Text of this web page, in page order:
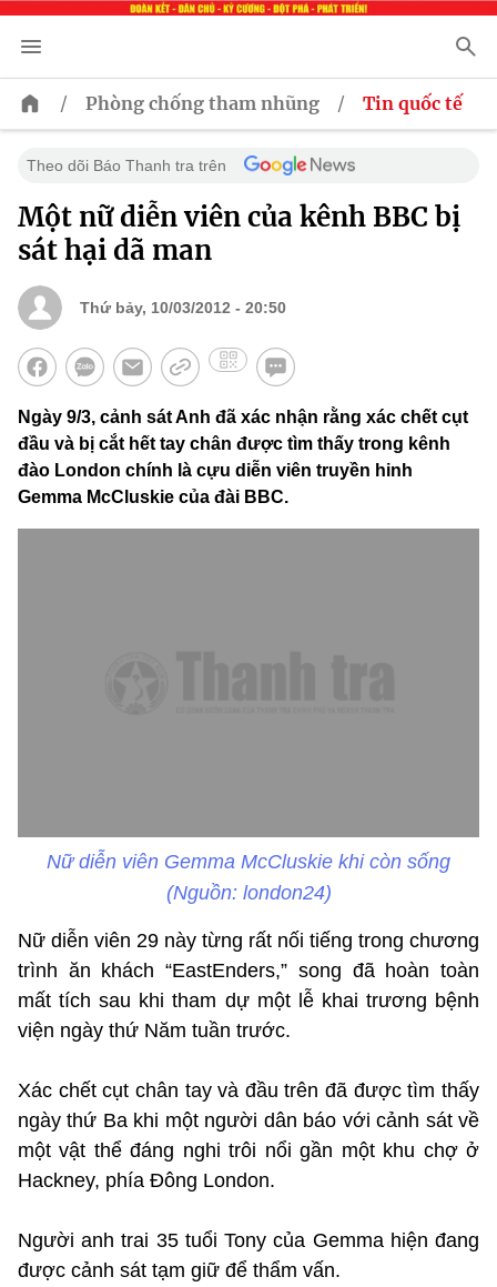
/ Phòng chống tham nhũng / Tin quốc tế
Theo dõi Báo Thanh tra trên
Một nữ diễn viên của kênh BBC bị
sát hại dã man
Thứ bảy, 10/03/2012 - 20:50
Ngày 9/3, cảnh sát Anh đã xác nhận rằng xác chết cụt
đầu và bị cắt hết tay chân được tìm thấy trong kênh
đào London chính là cựu diễn viên truyền hinh
Gemma McCluskie của đài BBC.
Nữ diễn viên Gemma McCluskie khi còn sống
(Nguồn: london24)
Nữ diễn viên 29 này từng rất nối tiếng trong chương
trình ăn khách “EastEnders,” song đã hoàn toàn
mất tích sau khi tham dự một lễ khai trương bệnh
viện ngày thứ Năm tuần trước.
Xác chết cụt chân tay và đầu trên đã được tìm thấy
ngày thứ Ba khi một người dân báo với cảnh sát về
một vật thể đáng nghi trôi nổi gần một khu chợ ở
Hackney, phía Đông London.
Người anh trai 35 tuổi Tony của Gemma hiện đang
được cảnh sát tạm giữ để thẩm vấn.